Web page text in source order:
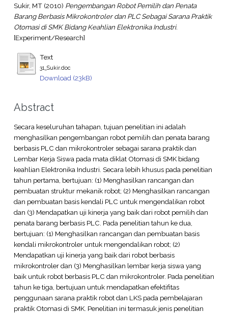
Sukir, MT(2010) Pengembangan Robot Pemilih dan Penata
Barang Berbasis Mikrokontroler dan PLC Sebagai Sarana Praktik
Otomasi di SMK Bidang Keahlian Elektronika Industri.
[Experiment/Research]
Text
31_Sukir.doc
Download (23kB)
Abstract
Secara keseluruhan tahapan, tujuan penelitian ini adalah
menghasilkan pengembangan robot pemilih dan penata barang
berbasis PLC dan mikrokontroler sebagai sarana praktik dan
Lembar Kerja Siswa pada mata diklat Otomasi di SMK bidang
keahlian Elektronika Industri. Secara lebih khusus pada penelitian
tahun pertama, bertujuan: (1) Menghasilkan rancangan dan
pembuatan struktur mekanik robot; (2) Menghasilkan rancangan
dan pembuatan basis kendali PLC untuk mengendalikan robot
dan (3) Mendapatkan uji kinerja yang baik dari robot pemilih dan
penata barang berbasis PLC. Pada penelitian tahun ke dua,
bertujuan: (1) Menghasilkan rancangan dan pembuatan basis
kendali mikrokontroler untuk mengendalikan robot; (2)
Mendapatkan uji kinerja yang baik dari robot berbasis
mikrokontroler dan (3) Menghasilkan lembar kerja siswa yang
baik untuk robot berbasis PLC dan mikrokontroler. Pada penelitian
tahun ke tiga, bertujuan untuk mendapatkan efektifitas
penggunaan sarana praktik robot dan LKS pada pembelajaran
praktik Otomasi di SMK. Penelitian ini termasuk jenis penelitian